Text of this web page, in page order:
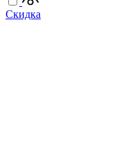
Скидка